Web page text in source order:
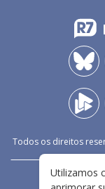
Todos os direitos
Utilizamos